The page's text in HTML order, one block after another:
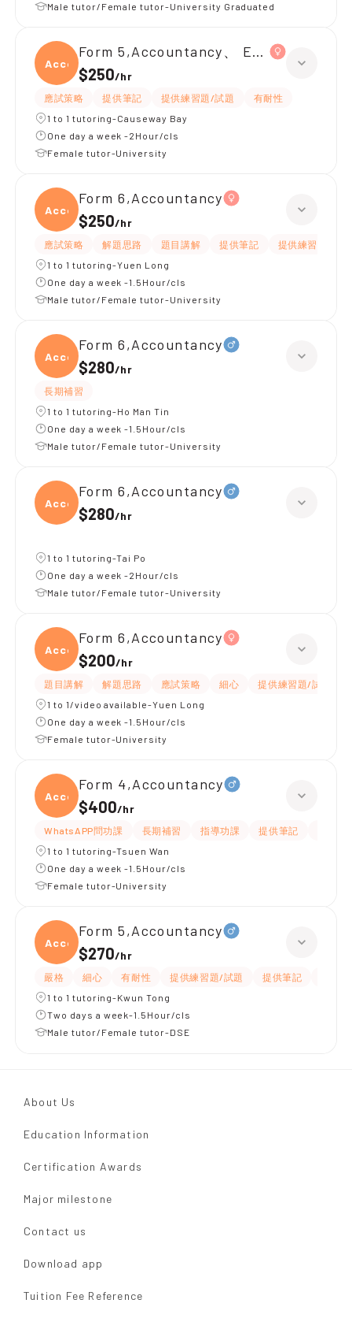
Male tutor/Female tutor-University Graduated
Accou
Form 5,Accountancy、 Economics
$250/hr
應試策略 提供筆記 提供練習題/試題
有耐性
1 to 1 tutoring-Causeway Bay
One day a week -2Hour/cls
Female tutor-University
Accou
Form 6,Accountancy
$250/hr
應試策略 解題思路 題目講解 提供筆記
提供練習題/試題
1 to 1 tutoring-Yuen Long
One day a week -1.5Hour/cls
Male tutor/Female tutor-University
Accou
Form 6,Accountancy
$280/hr
長期補習
1 to 1 tutoring-Ho Man Tin
One day a week -1.5Hour/cls
Male tutor/Female tutor-University
Accou
Form 6,Accountancy
$280/hr
1 to 1 tutoring-Tai Po
One day a week -2Hour/cls
Male tutor/Female tutor-University
Accou
Form 6,Accountancy
$200/hr
題目講解 解題思路 應試策略 細心 提供練習題/試題
1 to 1/video available-Yuen Long
One day a week -1.5Hour/cls
Female tutor-University
Accou
Form 4,Accountancy
$400/hr
WhatsAPP問功課 長期補習 指導功課 提供筆記
1 to 1 tutoring-Tsuen Wan
One day a week -1.5Hour/cls
Female tutor-University
Accou
Form 5,Accountancy
$270/hr
嚴格 細心 有耐性 提供練習題/試題 提供筆記
1 to 1 tutoring-Kwun Tong
Two days a week-1.5Hour/cls
Male tutor/Female tutor-DSE
About Us
Education Information
Certification Awards
Major milestone
Contact us
Download app
Tuition Fee Reference